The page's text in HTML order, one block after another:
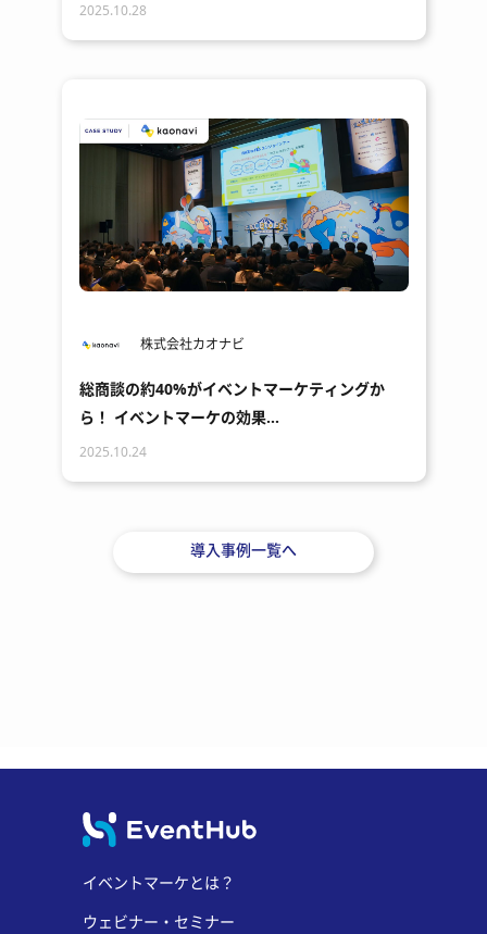
2025.10.28
株式会社カオナビ
総商談の約40%がイベントマーケティングか
ら！ イベントマーケの効果…
2025.10.24
導入事例一覧へ
イベントマーケとは？
ウェビナー・セミナー